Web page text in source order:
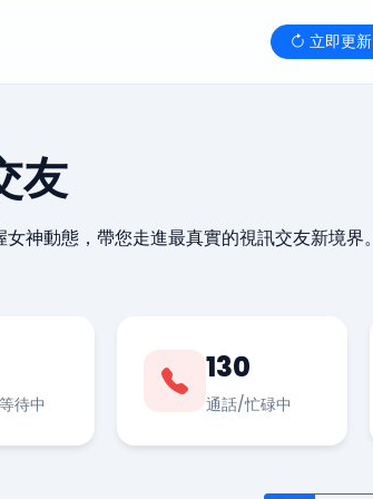
立即更新
友
神動態，帶您走進最真實的視訊交友新境界。
待中
130
通話/忙碌中